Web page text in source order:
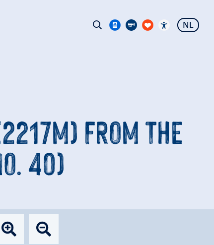
FROM THE
40)
NL